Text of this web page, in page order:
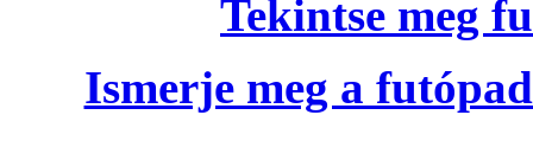
Tekintse meg
Ismerje meg a